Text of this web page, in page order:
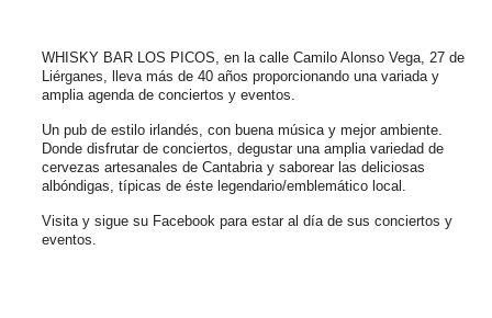
WHISKY BAR LOS PICOS, en la calle Camilo Alonso Vega, 27 de
Liérganes, lleva más de 40 años proporcionando una variada y
amplia agenda de conciertos y eventos.
Un pub de estilo irlandés, con buena música y mejor ambiente.
Donde disfrutar de conciertos, degustar una amplia variedad de
cervezas artesanales de Cantabria y saborear las deliciosas
albóndigas, típicas de éste legendario/emblemático local.
Visita y sigue su Facebook para estar al día de sus conciertos y
eventos.